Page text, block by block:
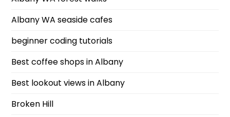
Albany WA seaside cafes
beginner coding tutorials
Best coffee shops in Albany
Best lookout views in Albany
Broken Hill